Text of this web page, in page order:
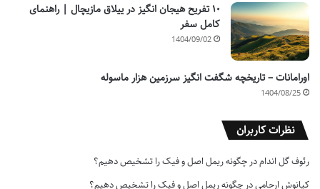
۱۰ تفریح هیجان انگیز در ییلاق مازیچال | راهنمای
کامل سفر
1404/09/02
اورامانات – تاریخچه شگفت انگیز سرزمین هزار ماسوله
1404/08/25
نظرات کاربران
رئوف گل اندامدر چگونه ریمل اصل و فیک را تشخیص دهیم؟
کیانوش ارحامیدر چگونه ریمل اصل و فیک را تشخیص دهیم؟